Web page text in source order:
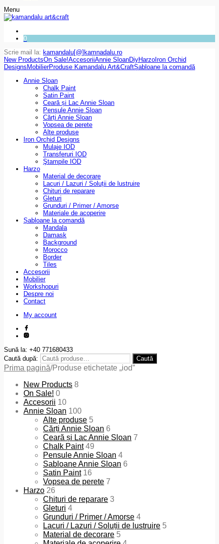
Menu
0
Scrie mail la: kamandalu[@]kamnadalu.ro
New ProductsOn Sale!AccesoriiAnnie SloanDiyHarzoIron Orchid
DesignsMobilierProduse Kamandalu Art&CraftȘabloane la comandă
Annie Sloan
Chalk Paint
Satin Paint
Ceară și Lac Annie Sloan
Pensule Annie Sloan
Cărți Annie Sloan
Vopsea de perete
Alte produse
Iron Orchid Designs
Mulaje IOD
Transferuri IOD
Ştampile IOD
Harzo
Material de decorare
Lacuri / Lazuri / Soluții de lustruire
Chituri de reparare
Gleturi
Grunduri / Primer / Amorse
Materiale de acoperire
Șabloane la comandă
Mandala
Damask
Background
Morocco
Border
Tiles
Accesorii
Mobilier
Workshopuri
Despre noi
Contact
My account
Sună la: +40 771680433
Caută după:
Caută
Prima pagină/Produse etichetate „iod”
New Products 8
On Sale! 0
Accesorii 10
Annie Sloan 100
Alte produse 5
Cărți Annie Sloan 6
Ceară și Lac Annie Sloan 7
Chalk Paint 49
Pensule Annie Sloan 4
Sabloane Annie Sloan 6
Satin Paint 16
Vopsea de perete 7
Harzo 26
Chituri de reparare 3
Gleturi 4
Grunduri / Primer / Amorse 4
Lacuri / Lazuri / Soluții de lustruire 5
Material de decorare 5